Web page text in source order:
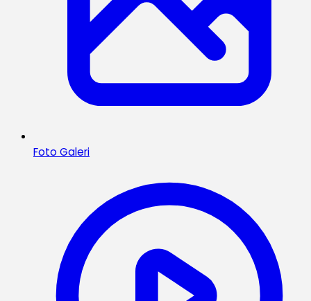
Foto Galeri